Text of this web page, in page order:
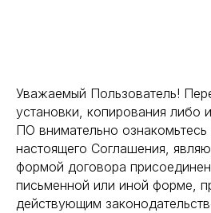
Уважаемый Пользователь!
установки, копирования либо
ПО внимательно
настоящего Соглашения,
формой договора
письменной или иной форме,
действующим